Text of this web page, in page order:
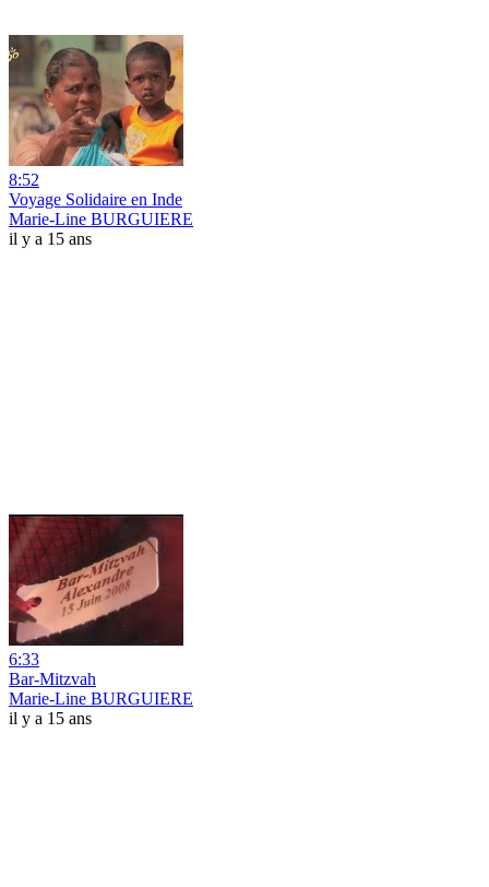
8:52
Voyage Solidaire en Inde
Marie-Line BURGUIERE
il y a 15 ans
6:33
Bar-Mitzvah
Marie-Line BURGUIERE
il y a 15 ans